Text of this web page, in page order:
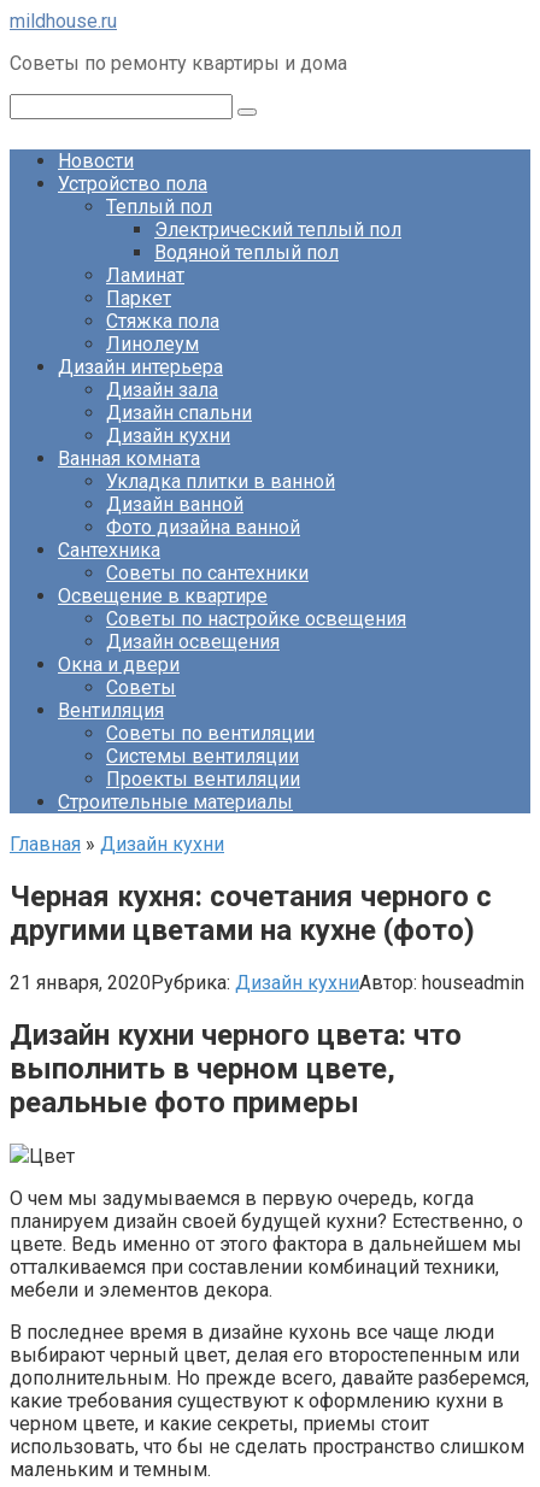
Перейти
контенту
mildhouse.ru
Советы по ремонту квартиры и дома
Новости
Устройство пола
Теплый пол
Электрический теплый пол
Водяной теплый пол
Ламинат
Паркет
Стяжка пола
Линолеум
Дизайн интерьера
Дизайн зала
Дизайн спальни
Дизайн кухни
Ванная комната
Укладка плитки в ванной
Дизайн ванной
Фото дизайна ванной
Сантехника
Советы по сантехники
Освещение в квартире
Советы по настройке освещения
Дизайн освещения
Окна и двери
Советы
Вентиляция
Советы по вентиляции
Системы вентиляции
Проекты вентиляции
Строительные материалы
Главная » Дизайн кухни
Черная кухня: сочетания черного с
другими цветами на кухне (фото)
21 января, 2020Рубрика: Дизайн кухниАвтор: houseadmin
Дизайн кухни черного цвета: что
выполнить в черном цвете,
реальные фото примеры
Цвет
О чем мы задумываемся в первую очередь, когда
планируем дизайн своей будущей кухни? Естественно, о
цвете. Ведь именно от этого фактора в дальнейшем мы
отталкиваемся при составлении комбинаций техники,
мебели и элементов декора.
В последнее время в дизайне кухонь все чаще люди
выбирают черный цвет, делая его второстепенным или
дополнительным. Но прежде всего, давайте разберемся,
какие требования существуют к оформлению кухни в
черном цвете, и какие секреты, приемы стоит
использовать, что бы не сделать пространство слишком
маленьким и темным.